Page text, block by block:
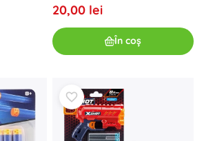
20,00 lei
În coș